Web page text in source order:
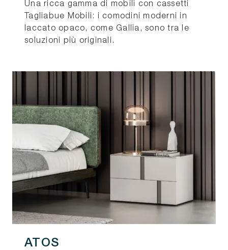
Una ricca gamma di mobili con cassetti
Tagliabue Mobili: i comodini moderni in
laccato opaco, come Gallia, sono tra le
soluzioni più originali.
ATOS